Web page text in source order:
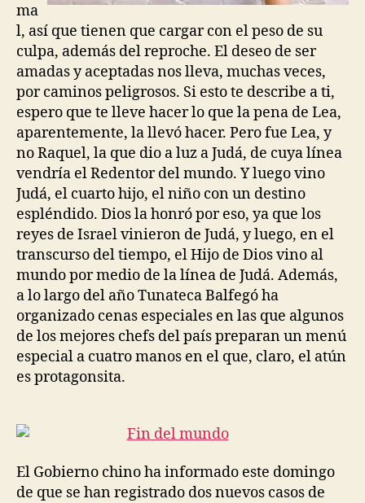
ma
l, así que tienen que cargar con el peso de su
culpa, además del reproche. El deseo de ser
amadas y aceptadas nos lleva, muchas veces,
por caminos peligrosos. Si esto te describe a ti,
espero que te lleve hacer lo que la pena de Lea,
aparentemente, la llevó hacer. Pero fue Lea, y
no Raquel, la que dio a luz a Judá, de cuya línea
vendría el Redentor del mundo. Y luego vino
Judá, el cuarto hijo, el niño con un destino
espléndido. Dios la honró por eso, ya que los
reyes de Israel vinieron de Judá, y luego, en el
transcurso del tiempo, el Hijo de Dios vino al
mundo por medio de la línea de Judá. Además,
a lo largo del año Tunateca Balfegó ha
organizado cenas especiales en las que algunos
de los mejores chefs del país preparan un menú
especial a cuatro manos en el que, claro, el atún
es protagonsita.
El Gobierno chino ha informado este domingo
de que se han registrado dos nuevos casos de